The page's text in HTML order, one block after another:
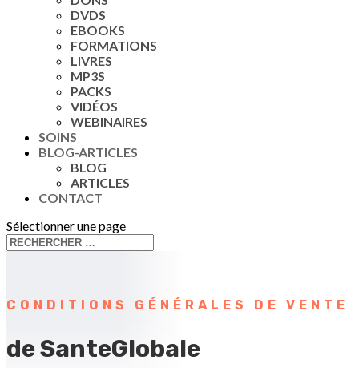
DVDS
EBOOKS
FORMATIONS
LIVRES
MP3S
PACKS
VIDÉOS
WEBINAIRES
SOINS
BLOG-ARTICLES
BLOG
ARTICLES
CONTACT
Sélectionner une page
CONDITIONS GÉNÉRALES DE VENTE
de SanteGlobale